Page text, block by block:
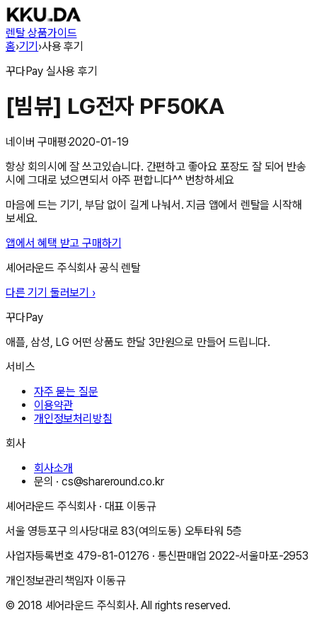
렌탈 상품가이드
홈›기기›사용 후기
꾸다Pay 실사용 후기
[빔뷰] LG전자 PF50KA
네이버 구매평·2020-01-19
항상 회의시에 잘 쓰고있습니다. 간편하고 좋아요 포장도 잘 되어 반송
시에 그대로 넜으면되서 아주 편합니다^^ 번창하세요
마음에 드는 기기, 부담 없이 길게 나눠서. 지금 앱에서 렌탈을 시작해
보세요.
앱에서 혜택 받고 구매하기
셰어라운드 주식회사 공식 렌탈
다른 기기 둘러보기 ›
꾸다Pay
애플, 삼성, LG 어떤 상품도 한달 3만원으로 만들어 드립니다.
서비스
자주 묻는 질문
이용약관
개인정보처리방침
회사
회사소개
문의 ·cs@shareround.co.kr
셰어라운드 주식회사 · 대표 이동규
서울 영등포구 의사당대로 83(여의도동) 오투타워 5층
사업자등록번호 479-81-01276 · 통신판매업2022-서울마포-2953
개인정보관리책임자 이동규
© 2018 셰어라운드 주식회사. All rights reserved.